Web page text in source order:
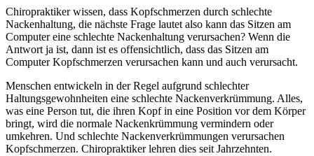
Chiropraktiker wissen, dass Kopfschmerzen durch schlechte
Nackenhaltung, die nächste Frage lautet also kann das Sitzen am
Computer eine schlechte Nackenhaltung verursachen? Wenn die
Antwort ja ist, dann ist es offensichtlich, dass das Sitzen am
Computer Kopfschmerzen verursachen kann und auch verursacht.
Menschen entwickeln in der Regel aufgrund schlechter
Haltungsgewohnheiten eine schlechte Nackenverkrümmung. Alles,
was eine Person tut, die ihren Kopf in eine Position vor dem Körper
bringt, wird die normale Nackenkrümmung vermindern oder
umkehren. Und schlechte Nackenverkrümmungen verursachen
Kopfschmerzen. Chiropraktiker lehren dies seit Jahrzehnten.